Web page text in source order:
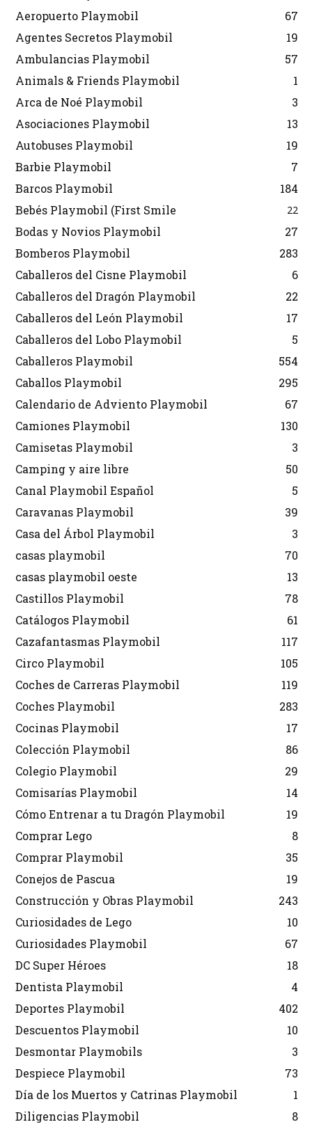
Aeropuerto Playmobil
67
Agentes Secretos Playmobil
19
Ambulancias Playmobil
57
Animals & Friends Playmobil
1
Arca de Noé Playmobil
3
Asociaciones Playmobil
13
Autobuses Playmobil
19
Barbie Playmobil
7
Barcos Playmobil
184
Bebés Playmobil (First Smile
22
Bodas y Novios Playmobil
27
Bomberos Playmobil
283
Caballeros del Cisne Playmobil
6
Caballeros del Dragón Playmobil
22
Caballeros del León Playmobil
17
Caballeros del Lobo Playmobil
5
Caballeros Playmobil
554
Caballos Playmobil
295
Calendario de Adviento Playmobil
67
Camiones Playmobil
130
Camisetas Playmobil
3
Camping y aire libre
50
Canal Playmobil Español
5
Caravanas Playmobil
39
Casa del Árbol Playmobil
3
casas playmobil
70
casas playmobil oeste
13
Castillos Playmobil
78
Catálogos Playmobil
61
Cazafantasmas Playmobil
117
Circo Playmobil
105
Coches de Carreras Playmobil
119
Coches Playmobil
283
Cocinas Playmobil
17
Colección Playmobil
86
Colegio Playmobil
29
Comisarías Playmobil
14
Cómo Entrenar a tu Dragón Playmobil
19
Comprar Lego
8
Comprar Playmobil
35
Conejos de Pascua
19
Construcción y Obras Playmobil
243
Curiosidades de Lego
10
Curiosidades Playmobil
67
DC Super Héroes
18
Dentista Playmobil
4
Deportes Playmobil
402
Descuentos Playmobil
10
Desmontar Playmobils
3
Despiece Playmobil
73
Día de los Muertos y Catrinas Playmobil
1
Diligencias Playmobil
8